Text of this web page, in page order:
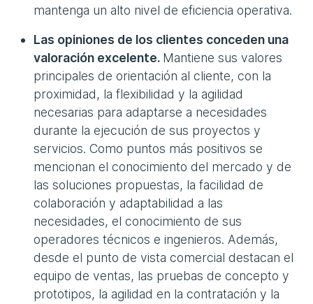
mantenga un alto nivel de eficiencia operativa.
Las opiniones de los clientes conceden una
valoración excelente. Mantiene sus valores
principales de orientación al cliente, con la
proximidad, la flexibilidad y la agilidad
necesarias para adaptarse a necesidades
durante la ejecución de sus proyectos y
servicios. Como puntos más positivos se
mencionan el conocimiento del mercado y de
las soluciones propuestas, la facilidad de
colaboración y adaptabilidad a las
necesidades, el conocimiento de sus
operadores técnicos e ingenieros. Además,
desde el punto de vista comercial destacan el
equipo de ventas, las pruebas de concepto y
prototipos, la agilidad en la contratación y la